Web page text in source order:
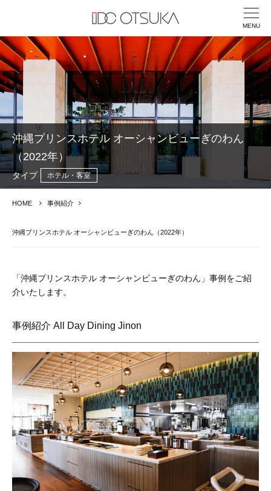
MENU
沖縄プリンスホテル オーシャンビューぎのわん
（2022年）
タイプ ホテル・客室
HOME 事例紹介
沖縄プリンスホテル オーシャンビューぎのわん（2022年）
「沖縄プリンスホテル オーシャンビューぎのわん」事例をご紹
介いたします。
事例紹介 All Day Dining Jinon